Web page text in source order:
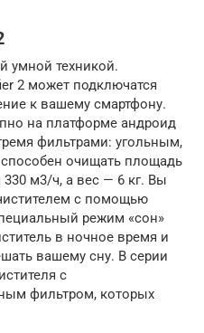
умной техникой.
2 может подключатся
к вашему смартфону.
на платформе андроид
фильтрами: угольным,
очищать площадь
м3/ч, а вес — 6 кг. Вы
с помощью
режим «сон»
в ночное время и
вашему сну. В серии
с
фильтром, которых